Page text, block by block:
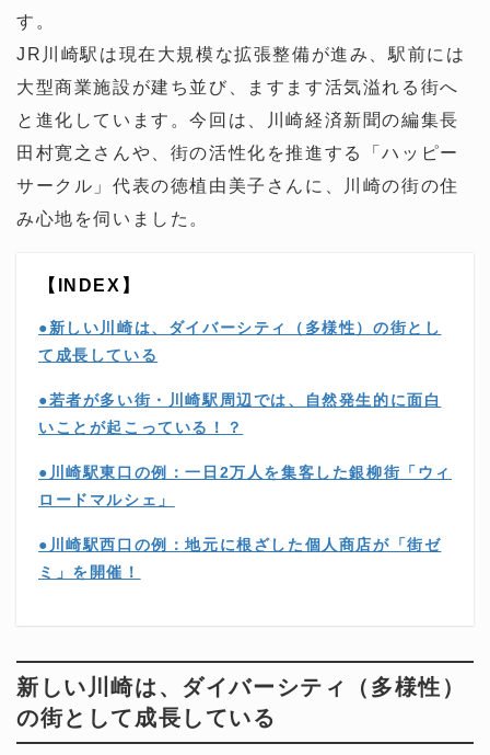
す。
JR川崎駅は現在大規模な拡張整備が進み、駅前には
大型商業施設が建ち並び、ますます活気溢れる街へ
と進化しています。今回は、川崎経済新聞の編集長
田村寛之さんや、街の活性化を推進する「ハッピー
サークル」代表の徳植由美子さんに、川崎の街の住
み心地を伺いました。
【INDEX】
●新しい川崎は、ダイバーシティ（多様性）の街とし
て成長している
●若者が多い街・川崎駅周辺では、自然発生的に面白
いことが起こっている！？
●川崎駅東口の例：一日2万人を集客した銀柳街「ウィ
ロードマルシェ」
●川崎駅西口の例：地元に根ざした個人商店が「街ゼ
ミ」を開催！
新しい川崎は、ダイバーシティ（多様性）
の街として成長している